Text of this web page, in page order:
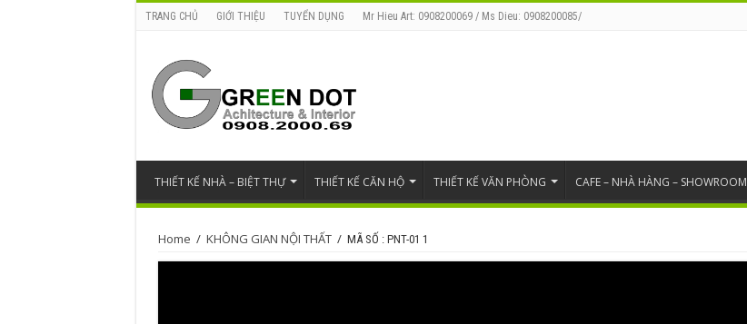
TRANG CHỦ GIỚI THIỆU TUYỂN DỤNG Mr Hieu Art: 0908200069 / Ms Dieu: 0908200085/
THIẾT KẾ NHÀ – BIỆT THỰ THIẾT KẾ CĂN HỘ THIẾT KẾ VĂN PHÒNG CAFE – NHÀ HÀNG – SHOWROOM
Home / KHÔNG GIAN NỘI THẤT / MÃ SỐ : PNT-01 1